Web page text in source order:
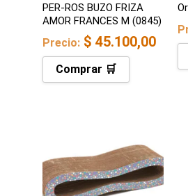
PER-ROS BUZO FRIZA
AMOR FRANCES M (0845)
Precio: $ 45.100,00
Comprar 🛒